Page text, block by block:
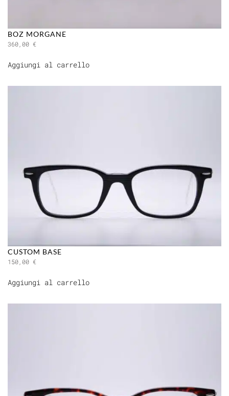
BOZ MORGANE
360,00 €
Aggiungi al carrello
CUSTOM BASE
150,00 €
Aggiungi al carrello